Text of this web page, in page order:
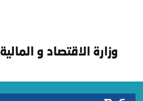
وزارة الاقتصاد و